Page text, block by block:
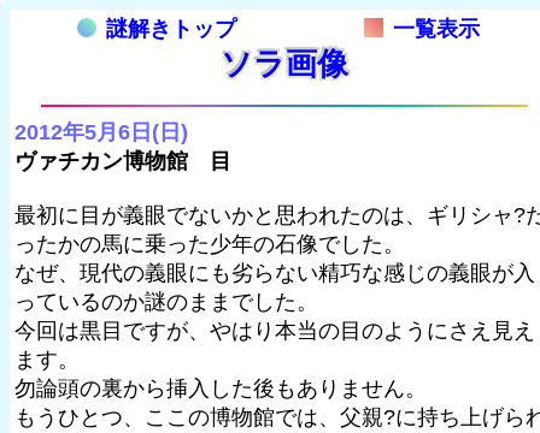
謎解きトップ 一覧表示
ソラ画像
2012年5月6日(日)
ヴァチカン博物館 目
最初に目が義眼でないかと思われたのは、ギリシャ?
ったかの馬に乗った少年の石像でした。
なぜ、現代の義眼にも劣らない精巧な感じの義眼が入
っているのか謎のままでした。
今回は黒目ですが、やはり本当の目のようにさえ見え
ます。
勿論頭の裏から挿入した後もありません。
もうひとつ、ここの博物館では、父親?に持ち上げら